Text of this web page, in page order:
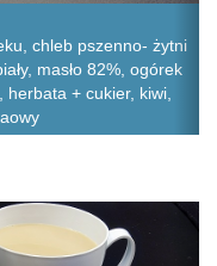
chleb pszenno- żytni
masło 82%, ogórek
+ cukier, kiwi,